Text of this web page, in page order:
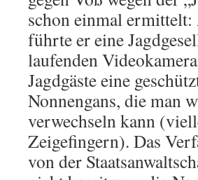
schon einmal
führte er eine
laufenden
Jagdgäste eine
Nonnengans, die man
verwechseln kann
Zeigefingern). Das
von der